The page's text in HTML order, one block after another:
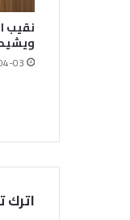
نقيب
03
اترك